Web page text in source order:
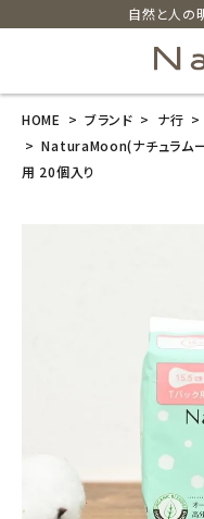
自然と人の
用 20個入り
¥462 (税込)
HOME ブランド ナ行
NaturaMoon(ナチュラム
用 20個入り